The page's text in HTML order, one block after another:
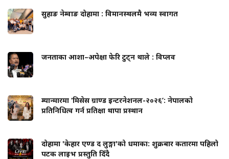
सुहाङ नेम्वाङ दोहामा : विमानस्थलमै भव्य स्वागत
जनताका आशा–अपेक्षा फेरि टुट्न थाले : विप्लव
म्यान्मारमा ‘मिसेस ग्राण्ड इन्टरनेशनल-२०२६’: नेपालको
प्रतिनिधित्व गर्न प्रतिक्षा थापा प्रस्थान
दोहामा 'केहार एण्ड द लुङ्गा'को धमाका: शुक्रबार कतारमा पहिलो
पटक लाइभ प्रस्तुति दिँदै